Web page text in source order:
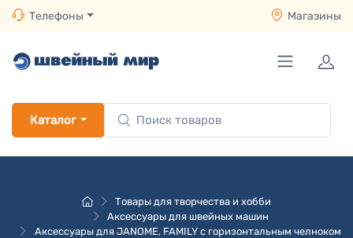
Телефоны Магазины
Каталог
Товары для творчества и хобби
Аксессуары для швейных машин
Аксессуары для JANOME, FAMILY с горизонтальным челноком